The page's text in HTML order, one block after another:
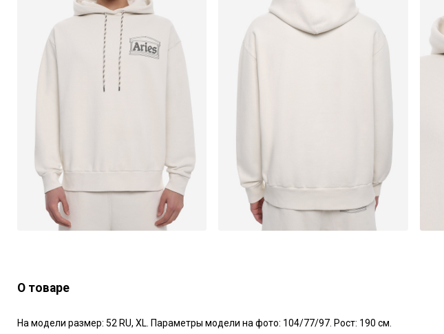
О товаре
На модели размер: 52 RU, XL. Параметры модели на фото: 104/77/97. Рост: 190 см.